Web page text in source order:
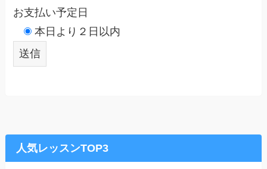
お支払い予定日
本日より２日以内
人気レッスンTOP3